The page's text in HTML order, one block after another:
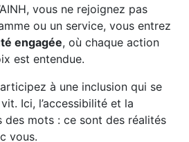
vous ne rejoignez pas
ou un service, vous entrez
engagée, où chaque action
est entendue.
à une inclusion qui se
Ici, l’accessibilité et la
des mots : ce sont des réalités
vous.